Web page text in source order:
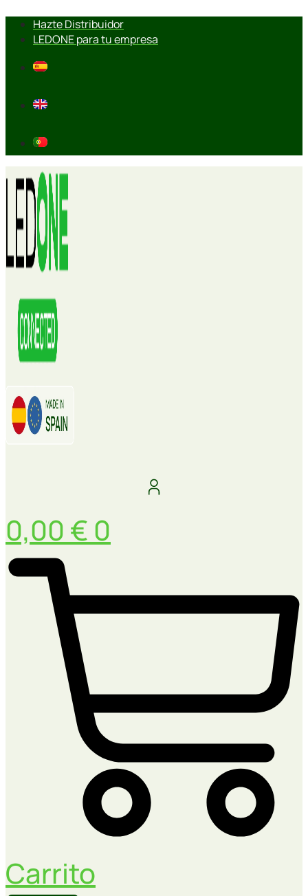
contenido
Hazte Distribuidor
LEDONE para tu empresa
0,00 € 0
Carrito